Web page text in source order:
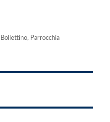
Categorie
Bollettino, Parrocchia